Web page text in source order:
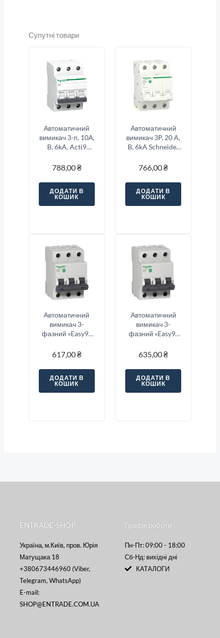
Супутні товари
Автоматичний
вимикач 3-п, 10А,
B, 6kA, Acti9
Electric
788,00₴
ДОДАТИ В
КОШИК
Автоматичний
вимикач 3P, 20 A,
B, 6kA Schneider
766,00₴
ДОДАТИ В
КОШИК
Автоматичний
вимикач 3-
фазний «Easy9»
«C»
617,00₴
ДОДАТИ В
КОШИК
Автоматичний
вимикач 3-
фазний «Easy9»
«C»
635,00₴
ДОДАТИ В
КОШИК
ENTRADE-SHOP
Україна, м.Київ, пров. Юрія
Матущака 18
+380673446960 (Viber,
Telegram, WhatsApp)
E-mail:
SHOP@ENTRADE.COM.UA
Графік роботи
Пн-Пт: 09:00 - 18:00
Сб-Нд: вихідні дні
КАТАЛОГИ